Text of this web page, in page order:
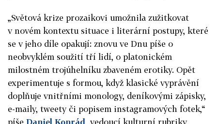
„Světová krize prozaikovi umožnila zužitkovat
v novém kontextu situace i literární postupy, které
se v jeho díle opakují: znovu ve Dnu píše o
neobvyklém soužití tří lidí, o platonickém
milostném trojúhelníku zbaveném erotiky. Opět
experimentuje s formou, když klasické vyprávění
doplňuje vnitřními monology, deníkovými zápisky,
e-maily, tweety či popisem instagramových fotek,“
píše Daniel Konrád , vedoucí kulturní rubriky